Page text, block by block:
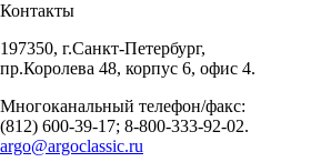
Контакты
197350, г.Санкт-Петербург,
пр.Королева 48, корпус 6, офис 4.
Многоканальный телефон/факс:
(812) 600-39-17; 8-800-333-92-02.
argo@argoclassic.ru